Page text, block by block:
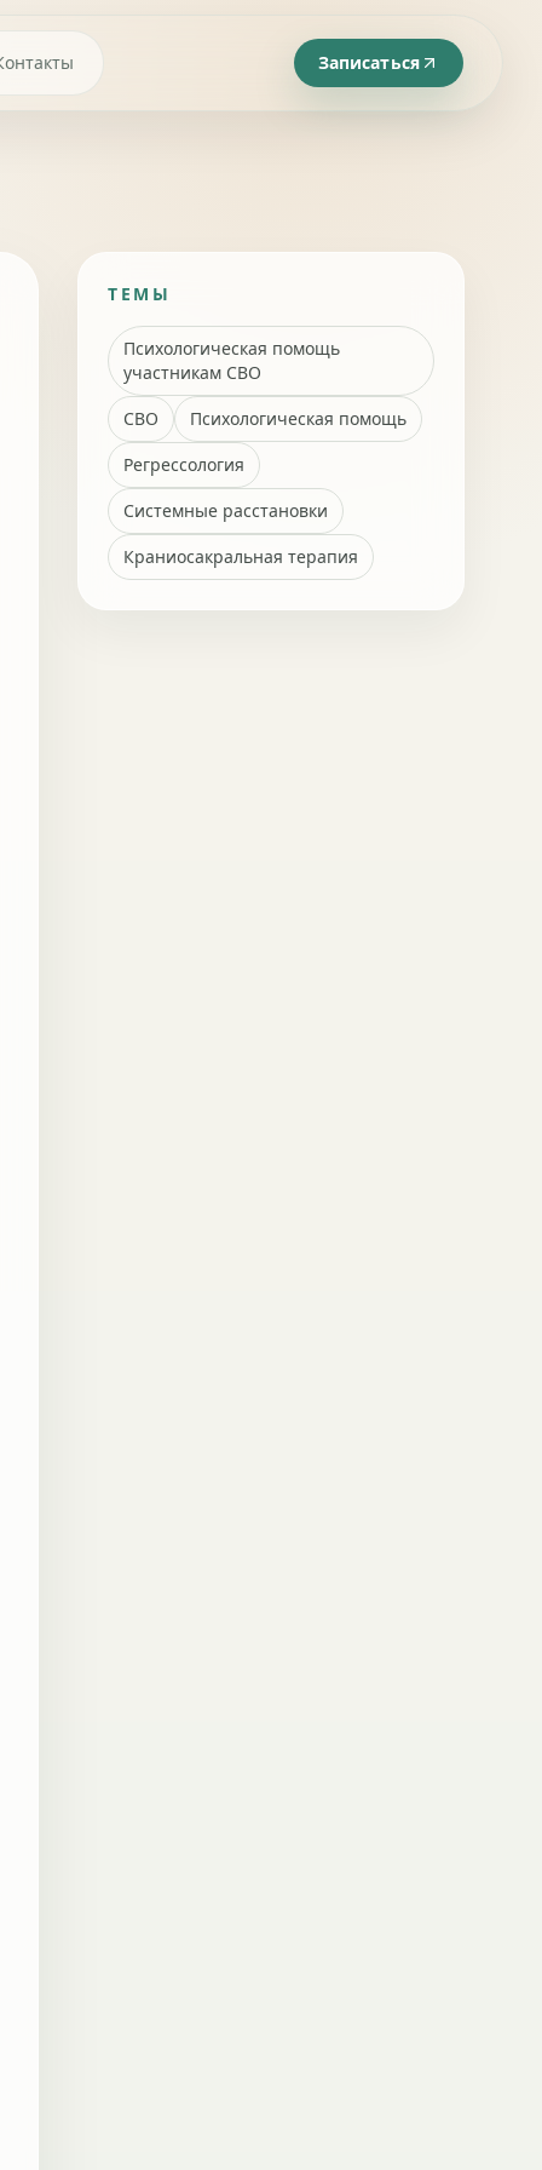
Записаться
ТЕМЫ
Психологическая помощь
участникам СВО
СВО
Психологическая помощь
Регрессология
Системные расстановки
Краниосакральная терапия